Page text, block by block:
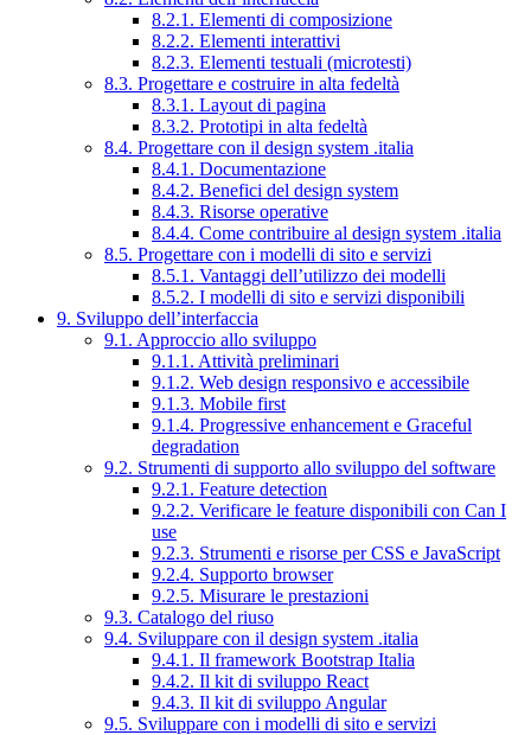
8.2.1. Elementi di composizione
8.2.2. Elementi interattivi
8.2.3. Elementi testuali (microtesti)
8.3. Progettare e costruire in alta fedeltà
8.3.1. Layout di pagina
8.3.2. Prototipi in alta fedeltà
8.4. Progettare con il design system .italia
8.4.1. Documentazione
8.4.2. Benefici del design system
8.4.3. Risorse operative
8.4.4. Come contribuire al design system .italia
8.5. Progettare con i modelli di sito e servizi
8.5.1. Vantaggi dell’utilizzo dei modelli
8.5.2. I modelli di sito e servizi disponibili
9. Sviluppo dell’interfaccia
9.1. Approccio allo sviluppo
9.1.1. Attività preliminari
9.1.2. Web design responsivo e accessibile
9.1.3. Mobile first
9.1.4. Progressive enhancement e Graceful
degradation
9.2. Strumenti di supporto allo sviluppo del software
9.2.1. Feature detection
9.2.2. Verificare le feature disponibili con Can I
use
9.2.3. Strumenti e risorse per CSS e JavaScript
9.2.4. Supporto browser
9.2.5. Misurare le prestazioni
9.3. Catalogo del riuso
9.4. Sviluppare con il design system .italia
9.4.1. Il framework Bootstrap Italia
9.4.2. Il kit di sviluppo React
9.4.3. Il kit di sviluppo Angular
9.5. Sviluppare con i modelli di sito e servizi